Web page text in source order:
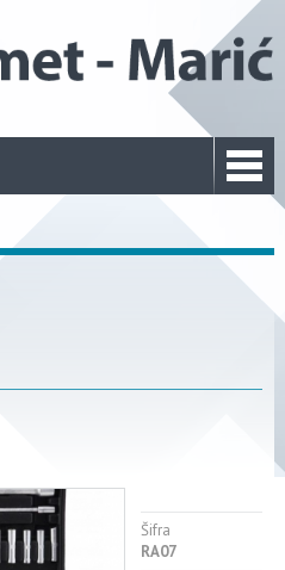
Šifra
RA07